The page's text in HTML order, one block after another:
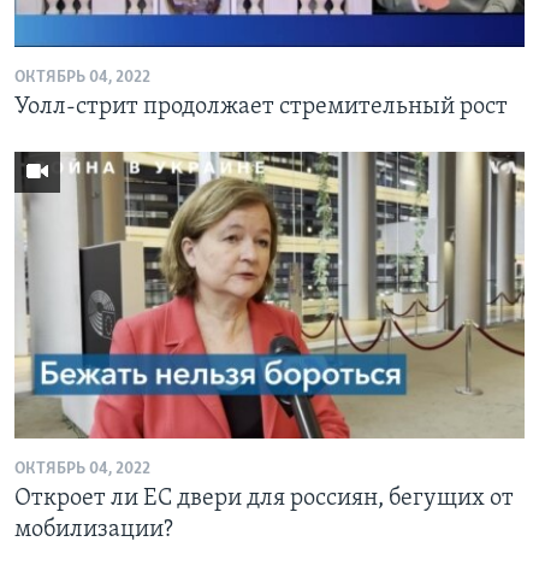
ОКТЯБРЬ 04, 2022
Уолл-стрит продолжает стремительный рост
ОКТЯБРЬ 04, 2022
Откроет ли ЕС двери для россиян, бегущих от
мобилизации?